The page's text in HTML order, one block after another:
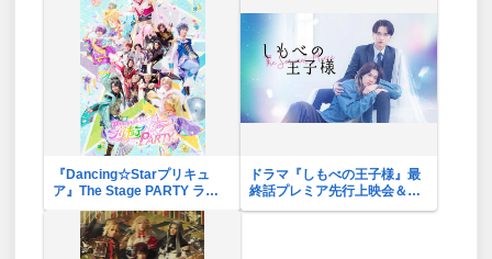
『Dancing☆Starプリキュ
ア』The Stage PARTY ライ
ドラマ『しもべの王子様』最
終話プレミア先行上映会＆ラ